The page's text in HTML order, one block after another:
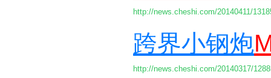
http://news.cheshi.com/20140411/
跨界小钢炮
http://news.cheshi.com/20140317/